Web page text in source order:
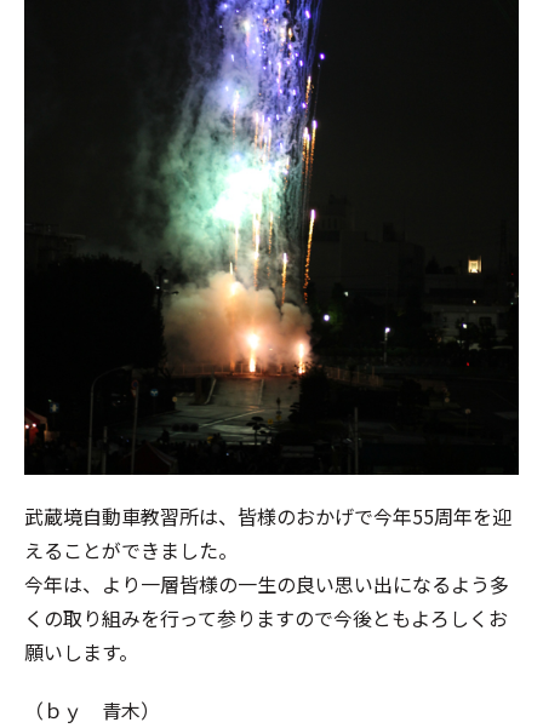
武蔵境自動車教習所は、皆様のおかげで今年55周年を迎
えることができました。
今年は、より一層皆様の一生の良い思い出になるよう多
くの取り組みを行って参りますので今後ともよろしくお
願いします。
（ｂｙ 青木）